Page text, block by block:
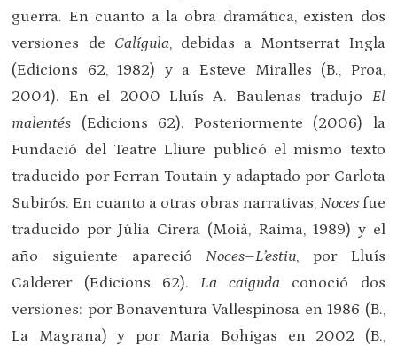
guerra. En cuanto a la obra dramática, existen dos
versiones de Calígula, debidas a Montserrat Ingla
(Edicions 62, 1982) y a Esteve Miralles (B., Proa,
2004). En el 2000 Lluís A. Baulenas tradujo El
malentés (Edicions 62). Posteriormente (2006) la
Fundació del Teatre Lliure publicó el mismo texto
traducido por Ferran Toutain y adaptado por Carlota
Subirós. En cuanto a otras obras narrativas, Noces fue
traducido por Júlia Cirera (Moià, Raima, 1989) y el
año siguiente aparecióNoces–L’estiu, por Lluís
Calderer (Edicions 62). La caiguda conoció dos
versiones: por Bonaventura Vallespinosa en 1986 (B.,
La Magrana) y por Maria Bohigas en 2002 (B.,